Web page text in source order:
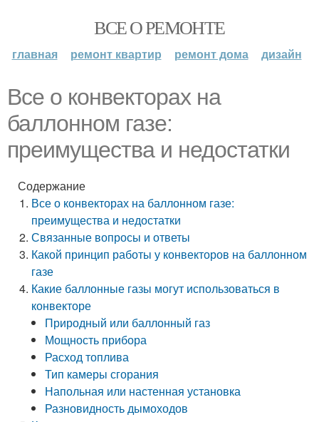
ВСЕ О РЕМОНТЕ
главная ремонт квартир ремонт дома дизайн
Все о конвекторах на
баллонном газе:
преимущества и недостатки
Содержание
Все о конвекторах на баллонном газе:
преимущества и недостатки
Связанные вопросы и ответы
Какой принцип работы у конвекторов на баллонном
газе
Какие баллонные газы могут использоваться в
конвекторе
Природный или баллонный газ
Мощность прибора
Расход топлива
Тип камеры сгорания
Напольная или настенная установка
Разновидность дымоходов